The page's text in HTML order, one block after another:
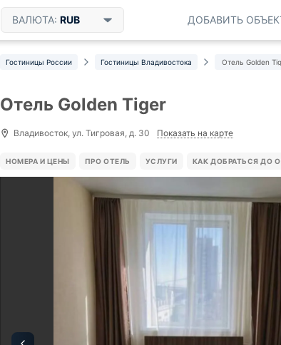
ВАЛЮТА: RUB ДОБАВИТЬ
Гостиницы России Гостиницы Владивостока Отель Golden
Отель Golden Tiger
Владивосток, ул. Тигровая, д. 30 Показать на карте
НОМЕРА И ЦЕНЫ ПРО ОТЕЛЬ УСЛУГИ КАК ДОБРАТЬСЯ ДО